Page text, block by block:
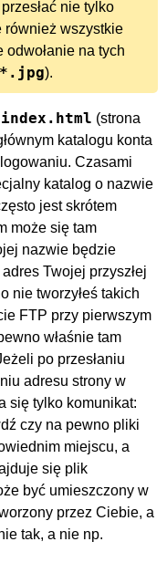
nie tylko
również wszystkie
na tych
*.jpg).
index.html (strona
katalogu konta
Czasami
katalog o nazwie
jest skrótem
może się tam
nazwie będzie
Twojej przyszłej
nie tworzyłeś takich
FTP przy pierwszym
właśnie tam
po przesłaniu
adresu strony w
się tylko komunikat:
czy na pewno pliki
miejscu, a
się plik
być umieszczony w
przez Ciebie, a
tak, a nie np.